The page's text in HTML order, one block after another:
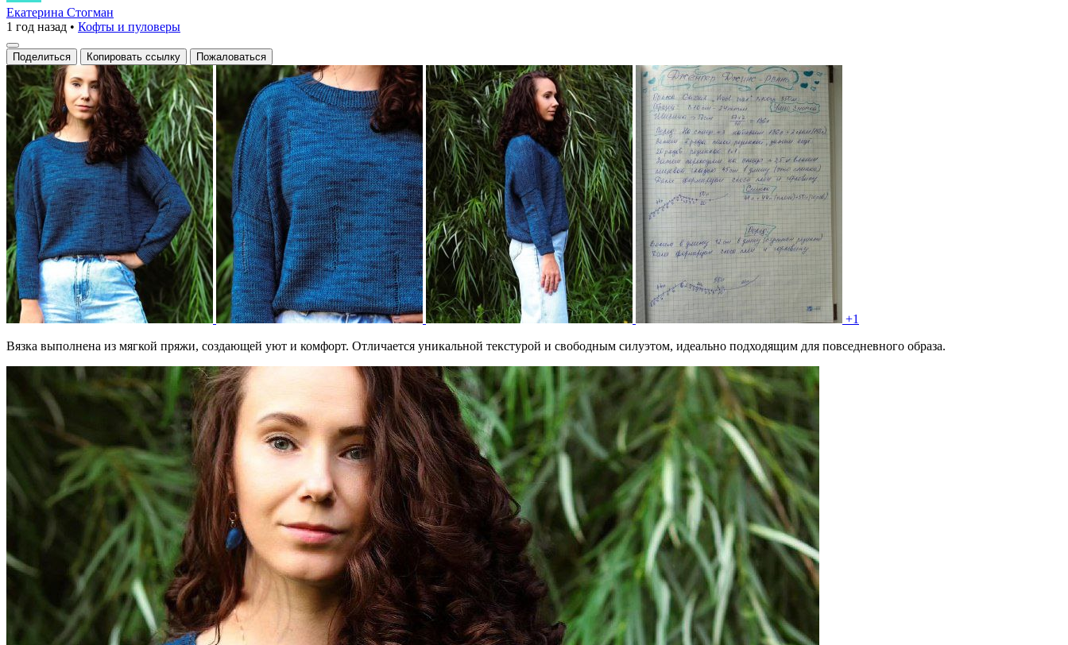
объемного
кроя
с
насыщенным
синим
оттенком.
Екатерина Стогман
1 год назад • Кофты и пуловеры
Поделиться Копировать ссылку Пожаловаться
+1
Вязка выполнена из мягкой пряжи, создающей уют и комфорт. Отличается уникальной текстурой и свободным силуэтом, идеально подходящим для повседневного образа.